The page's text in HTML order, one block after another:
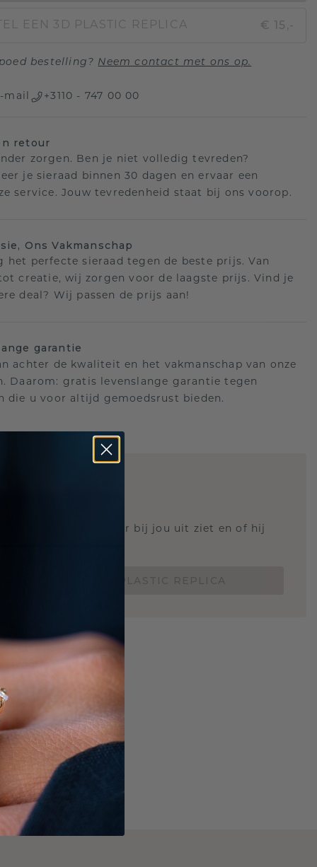
EEN 3D PLASTIC REPLICA € 15,-
bestelling? Neem contact met ons op.
mail +3110 - 747 00 00
retour
zorgen. Ben je niet volledig tevreden?
je sieraad binnen 30 dagen en ervaar een
service. Jouw tevredenheid staat bij ons voorop.
Ons Vakmanschap
het perfecte sieraad tegen de beste prijs. Van
creatie, wij zorgen voor de laagste prijs. Vind je
deal? Wij passen de prijs aan!
garantie
achter de kwaliteit en het vakmanschap van onze
Daarom: gratis levenslange garantie tegen
die u voor altijd gemoedsrust bieden.
hoe deze ring er bij jou uit ziet en of hij